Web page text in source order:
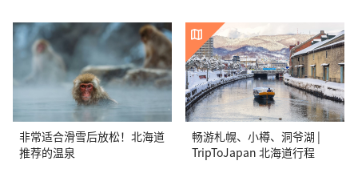
非常适合滑雪后放松！北海道
推荐的温泉
畅游札幌、小樽、洞爷湖 |
TripToJapan 北海道行程